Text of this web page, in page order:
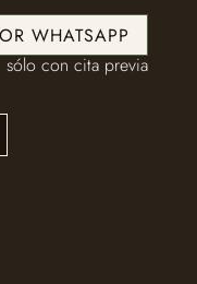
WHATSAPP
sólo con cita previa